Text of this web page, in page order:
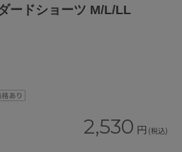
ードショーツ M/L/LL
2,530 円 (税込)